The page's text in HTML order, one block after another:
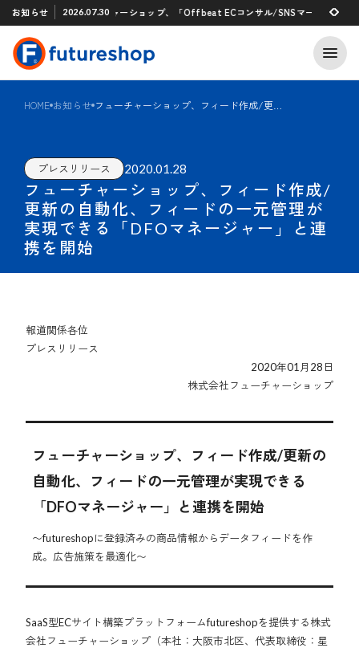
お知らせ
アプリ 「STAFF START」とのタグ連携を開始
2026.07.30
フューチャーショップ、「Offbeat ECコンサル/SNSマーケティング支
2026.07.29
HOME お知らせ
プレスリリース 2020.01.28
フューチャーショップ、フィード作成/
更新の自動化、フィードの一元管理が
実現できる「DFOマネージャー」と連
携を開始
報道関係各位
プレスリリース
2020年01月28日
株式会社フューチャーショップ
フューチャーショップ、フィード作成/更新の
自動化、フィードの一元管理が実現できる
「DFOマネージャー」と連携を開始
〜futureshopに登録済みの商品情報からデータフィードを作
成。広告施策を最適化〜
SaaS型ECサイト構築プラットフォームfutureshopを提供する株式
会社フューチャーショップ（本社：大阪市北区、代表取締役：星